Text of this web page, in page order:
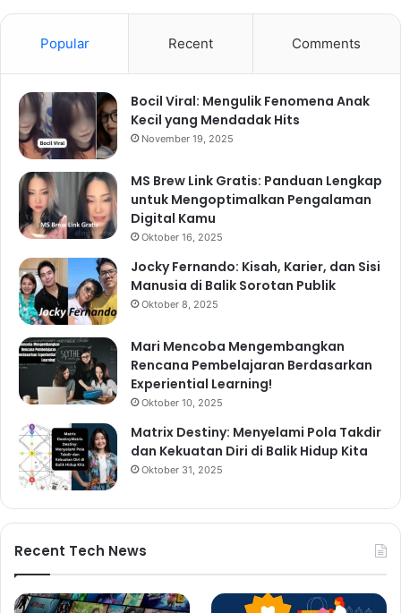
Popular Recent Comments
Bocil Viral: Mengulik Fenomena Anak
Kecil yang Mendadak Hits
November 19, 2025
MS Brew Link Gratis: Panduan Lengkap
untuk Mengoptimalkan Pengalaman
Digital Kamu
Oktober 16, 2025
Jocky Fernando: Kisah, Karier, dan Sisi
Manusia di Balik Sorotan Publik
Oktober 8, 2025
Mari Mencoba Mengembangkan
Rencana Pembelajaran Berdasarkan
Experiential Learning!
Oktober 10, 2025
Matrix Destiny: Menyelami Pola Takdir
dan Kekuatan Diri di Balik Hidup Kita
Oktober 31, 2025
Recent Tech News